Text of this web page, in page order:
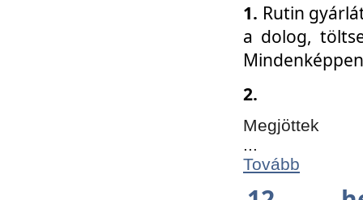
1. Rutin
a dolog,
2.
Megjöttek
...
Tovább